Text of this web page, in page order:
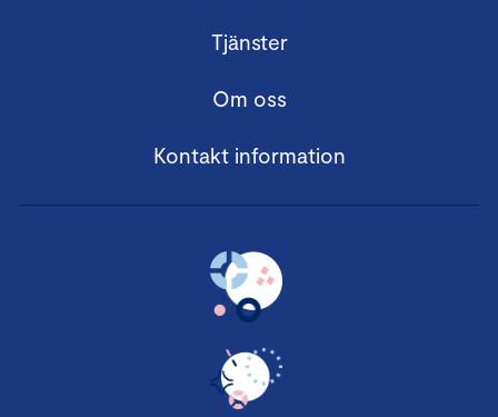
Tjänster
Om oss
Kontakt information